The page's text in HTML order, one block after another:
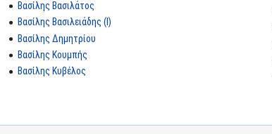
Βασίλης Βασιλάτος
Βασίλης Βασιλειάδης (Ι)
Βασίλης Δημητρίου
Βασίλης Κουμπής
Βασίλης Κυβέλος